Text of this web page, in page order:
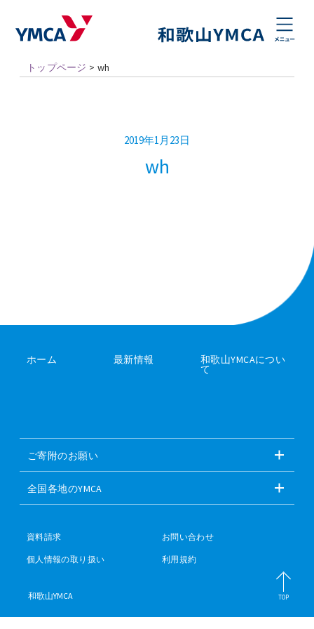
トップページ > wh
2019年1月23日
wh
ホーム 最新情報 和歌山YMCAについ
て
ご寄附のお願い
全国各地のYMCA
資料請求 お問い合わせ
個人情報の取り扱い 利用規約
和歌山YMCA TOP